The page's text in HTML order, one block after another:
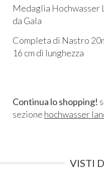
Medaglia Hochwasser
da Gala
Completa di Nastro
16 cm di lunghezza
Continua lo shopping!
sezione hochwasser
VISTI